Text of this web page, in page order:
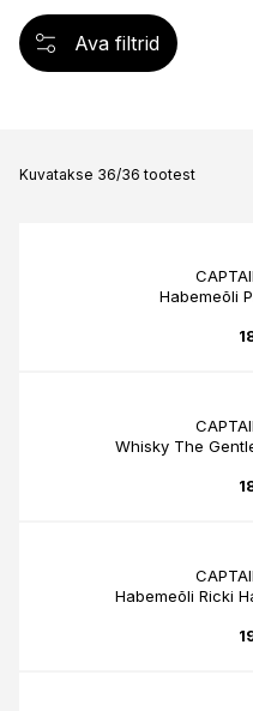
Ava filtrid
Kuvatakse 36/36 tootest
Habemeõli
Whisky The
Habemeõli Ricki